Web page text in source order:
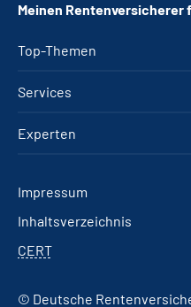
Top-Themen
Services
Experten
Meinen Rentenversicherer
Impressum
Inhaltsverzeichnis
CERT
© Deutsche